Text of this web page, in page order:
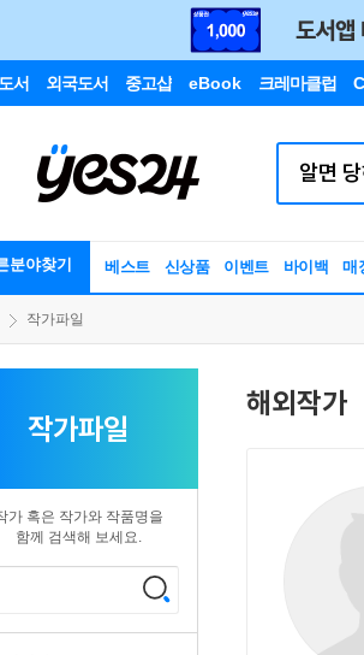
서 외국도서 중고샵 eBook 크레마클럽
분야찾기 베스트 신상품 이벤트 바이백 매
작가파일
작가파일
가 혹은 작가와 작품명을
함께 검색해 보세요.
해외작가